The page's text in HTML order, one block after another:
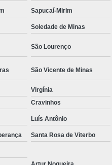
Social Preta Masculina
Camisa Masculina Social
Social de Homem
Camisa Social para Homem
Loja de Moda
Masculina
Loja Moda
Online
Loja Moda
Loja
Moda Atual
Masculina
Moda
Sapucaí-Mirim
Soledade de Minas
São Lourenço
São Vicente de Minas
Virgínia
Cravinhos
Luís Antônio
Santa Rosa de Viterbo